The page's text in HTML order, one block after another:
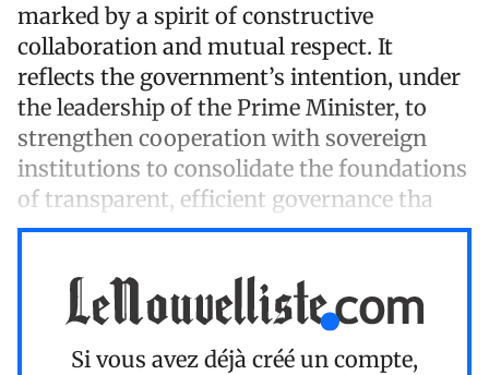
marked by a spirit of constructive
collaboration and mutual respect. It
reflects the government’s intention, under
the leadership of the Prime Minister, to
strengthen cooperation with sovereign
institutions to consolidate the foundations
of transparent, efficient governance tha
Si vous avez déjà créé un compte,